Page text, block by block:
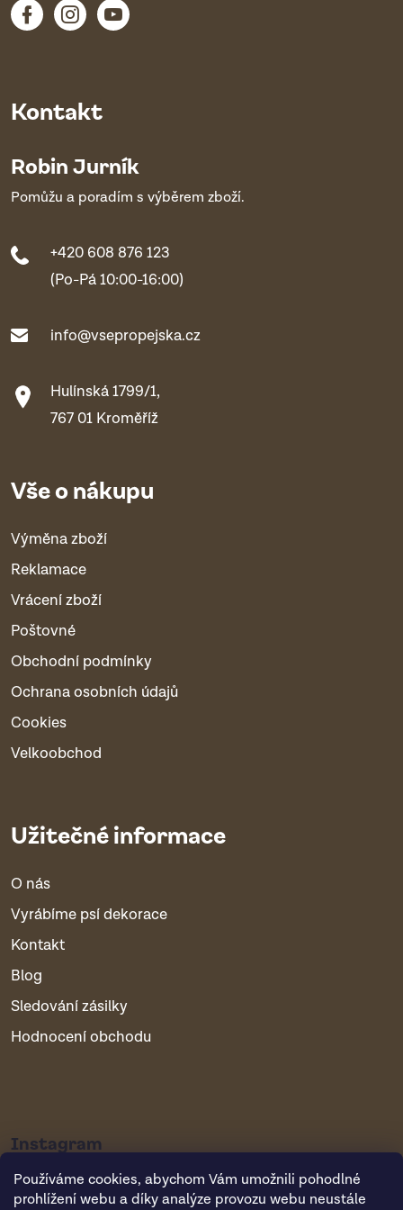
Používáme cookies, abychom Vám umožnili pohodlné
prohlížení webu a díky analýze provozu webu neustále
Kontakt
Robin Jurník
Pomůžu a poradím s výběrem zboží.
+420 608 876 123
(Po-Pá 10:00-16:00)
info@vsepropejska.cz
Hulínská 1799/1,
767 01 Kroměříž
Vše o nákupu
Výměna zboží
Reklamace
Vrácení zboží
Poštovné
Obchodní podmínky
Ochrana osobních údajů
Cookies
Velkoobchod
Užitečné informace
O nás
Vyrábíme psí dekorace
Kontakt
Blog
Sledování zásilky
Hodnocení obchodu
Instagram